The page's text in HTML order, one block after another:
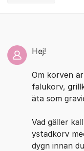
Hej!
Om korven
falukorv,
äta som
Vad gäller
ystadkorv
dygn innan